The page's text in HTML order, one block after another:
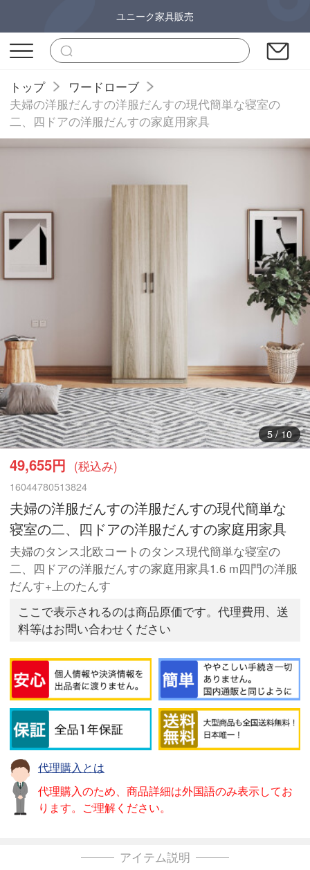
ユニーク家具販売
トップ
ワードローブ
夫婦の洋服だんすの洋服だんすの現代簡単な寝室の
二、四ドアの洋服だんすの家庭用家具
6/ 10
49,655円 (税込み)
16044780513824
夫婦の洋服だんすの洋服だんすの現代簡単な
寝室の二、四ドアの洋服だんすの家庭用家具
夫婦のタンス北欧コートのタンス現代簡単な寝室の
二、四ドアの洋服だんすの家庭用家具1.6 m四門の洋服
だんす+上のたんす
ここで表示されるのは商品原価です。代理費用、送
料等はお問い合わせください
代理購入とは
代理購入のため、商品詳細は外国語のみ表示してお
ります。ご理解ください。
アイテム説明